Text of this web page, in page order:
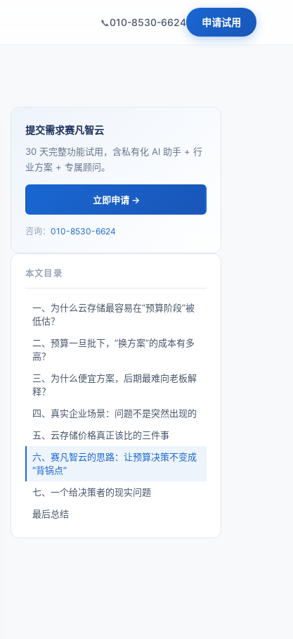
010-8530-6624 申请试用
提交需求赛凡智云
30 天完整功能试用，含私有化 AI 助手 + 行
业方案 + 专属顾问。
立即申请 →
咨询： 010-8530-6624
本文目录
一、为什么云存储最容易在“预算阶段”被
低估？
二、预算一旦批下，“换方案”的成本有多
高？
三、为什么便宜方案，后期最难向老板解
释？
四、真实企业场景：问题不是突然出现的
五、云存储价格真正该比的三件事
六、赛凡智云的思路：让预算决策不变成
“背锅点”
七、一个给决策者的现实问题
最后总结